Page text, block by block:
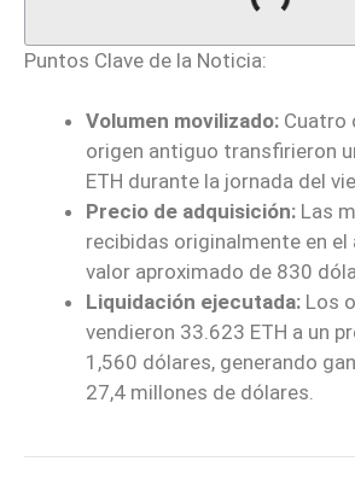
Puntos Clave de la Noticia:
Volumen movilizado: Cuatro
origen antiguo transfirieron
ETH durante la jornada del
Precio de adquisición: Las
recibidas originalmente en el
valor aproximado de 830
Liquidación ejecutada: Los
vendieron 33.623 ETH a un
1,560 dólares, generando
27,4 millones de dólares.